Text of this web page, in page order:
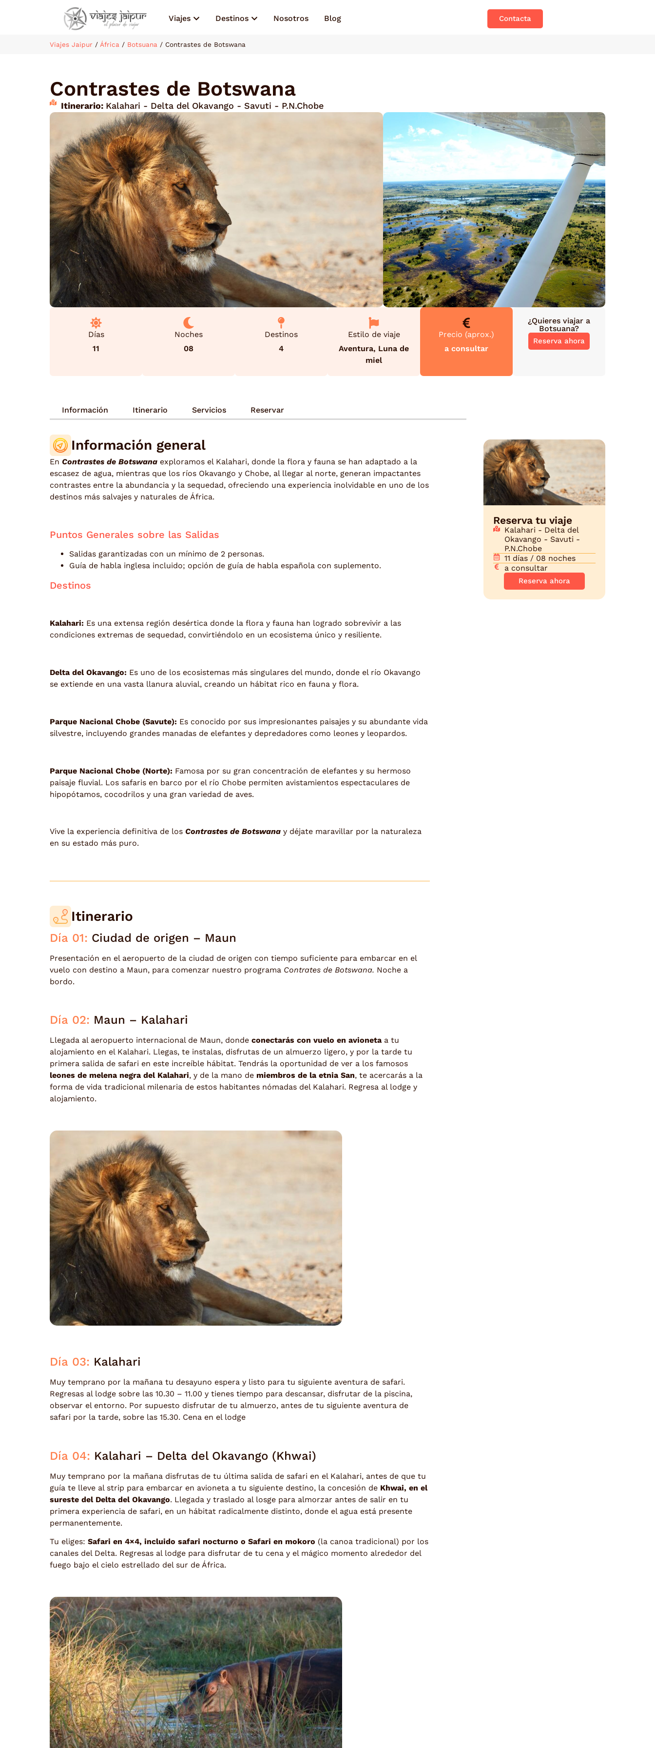
Viajes Destinos Nosotros Blog Contacta
Viajes Jaipur / África / Botsuana / Contrastes de Botswana
Contrastes de Botswana
Itinerario: Kalahari - Delta del Okavango - Savuti - P.N.Chobe
Días
11
Noches
08
Destinos
4
Estilo de viaje
Aventura, Luna de
miel
Precio (aprox.)
a consultar
¿Quieres viajar a
Botsuana?
Reserva ahora
Información Itinerario Servicios Reservar
Información general
En Contrastes de Botswana exploramos el Kalahari, donde la flora y fauna se han adaptado a la
escasez de agua, mientras que los ríos Okavango y Chobe, al llegar al norte, generan impactantes
contrastes entre la abundancia y la sequedad, ofreciendo una experiencia inolvidable en uno de los
destinos más salvajes y naturales de África.
Puntos Generales sobre las Salidas
Salidas garantizadas con un mínimo de 2 personas.
Guía de habla inglesa incluido; opción de guía de habla española con suplemento.
Destinos
Kalahari: Es una extensa región desértica donde la flora y fauna han logrado sobrevivir a las
condiciones extremas de sequedad, convirtiéndolo en un ecosistema único y resiliente.
Delta del Okavango: Es uno de los ecosistemas más singulares del mundo, donde el río Okavango
se extiende en una vasta llanura aluvial, creando un hábitat rico en fauna y flora.
Parque Nacional Chobe (Savute): Es conocido por sus impresionantes paisajes y su abundante vida
silvestre, incluyendo grandes manadas de elefantes y depredadores como leones y leopardos.
Parque Nacional Chobe (Norte): Famosa por su gran concentración de elefantes y su hermoso
paisaje fluvial. Los safaris en barco por el río Chobe permiten avistamientos espectaculares de
hipopótamos, cocodrilos y una gran variedad de aves.
Vive la experiencia definitiva de los Contrastes de Botswana y déjate maravillar por la naturaleza
en su estado más puro.
Itinerario
Día 01: Ciudad de origen – Maun
Presentación en el aeropuerto de la ciudad de origen con tiempo suficiente para embarcar en el
vuelo con destino a Maun, para comenzar nuestro programa Contrates de Botswana. Noche a
bordo.
Día 02: Maun – Kalahari
Llegada al aeropuerto internacional de Maun, donde conectarás con vuelo en avioneta a tu
alojamiento en el Kalahari. Llegas, te instalas, disfrutas de un almuerzo ligero, y por la tarde tu
primera salida de safari en este increíble hábitat. Tendrás la oportunidad de ver a los famosos
leones de melena negra del Kalahari, y de la mano de miembros de la etnia San, te acercarás a la
forma de vida tradicional milenaria de estos habitantes nómadas del Kalahari. Regresa al lodge y
alojamiento.
Día 03: Kalahari
Muy temprano por la mañana tu desayuno espera y listo para tu siguiente aventura de safari.
Regresas al lodge sobre las 10.30 – 11.00 y tienes tiempo para descansar, disfrutar de la piscina,
observar el entorno. Por supuesto disfrutar de tu almuerzo, antes de tu siguiente aventura de
safari por la tarde, sobre las 15.30. Cena en el lodge
Día 04: Kalahari – Delta del Okavango (Khwai)
Muy temprano por la mañana disfrutas de tu última salida de safari en el Kalahari, antes de que tu
guía te lleve al strip para embarcar en avioneta a tu siguiente destino, la concesión de Khwai, en el
sureste del Delta del Okavango. Llegada y traslado al losge para almorzar antes de salir en tu
primera experiencia de safari, en un hábitat radicalmente distinto, donde el agua está presente
permanentemente.
Tu eliges: Safari en 4×4, incluido safari nocturno o Safari en mokoro (la canoa tradicional) por los
canales del Delta. Regresas al lodge para disfrutar de tu cena y el mágico momento alrededor del
fuego bajo el cielo estrellado del sur de África.
Reserva tu viaje
Kalahari - Delta del
Okavango - Savuti -
P.N.Chobe
11 días / 08 noches
a consultar
Reserva ahora